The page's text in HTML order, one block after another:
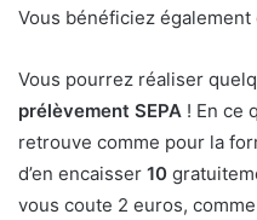
Vous bénéficiez également
Vous pourrez réaliser
prélèvement SEPA ! En ce
retrouve comme pour la
d’en encaisser 10
vous coute 2 euros,